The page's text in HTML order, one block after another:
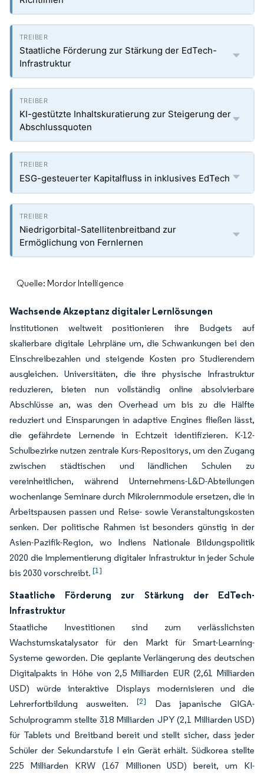
Staatliche Förderung zur Stärkung der EdTech-
Infrastruktur
KI-gestützte Inhaltskuratierung zur Steigerung der
Abschlussquoten
ESG-gesteuerter Kapitalfluss in inklusives EdTech
Niedrigorbital-Satellitenbreitband zur
Ermöglichung von Fernlernen
Quelle: Mordor Intelligence
Wachsende Akzeptanz digitaler Lernlösungen
Institutionen weltweit positionieren ihre Budgets auf
skalierbare digitale Lehrpläne um, die Schwankungen bei den
Einschreibezahlen und steigende Kosten pro Studierendem
ausgleichen. Universitäten, die ihre physische Infrastruktur
reduzieren, bieten nun vollständig online absolvierbare
Abschlüsse an, was den Overhead um bis zu die Hälfte
reduziert und Einsparungen in adaptive Engines fließen lässt,
die gefährdete Lernende in Echtzeit identifizieren. K-12-
Schulbezirke nutzen zentrale Kurs-Repositorys, um den Zugang
zwischen städtischen und ländlichen Schulen zu
vereinheitlichen, während Unternehmens-L&D-Abteilungen
wochenlange Seminare durch Mikrolernmodule ersetzen, die in
Arbeitspausen passen und Reise- sowie Veranstaltungskosten
senken. Der politische Rahmen ist besonders günstig in der
Asien-Pazifik-Region, wo Indiens Nationale Bildungspolitik
2020 die Implementierung digitaler Infrastruktur in jeder Schule
bis 2030 vorschreibt. [1]
Staatliche Förderung zur Stärkung der EdTech-
Infrastruktur
Staatliche Investitionen sind zum verlässlichsten
Wachstumskatalysator für den Markt für Smart-Learning-
Systeme geworden. Die geplante Verlängerung des deutschen
Digitalpakts in Höhe von 2,5 Milliarden EUR (2,61 Milliarden
USD) würde interaktive Displays modernisieren und die
Lehrerfortbildung ausweiten.[2]
Das japanische GIGA-
Schulprogramm stellte 318 Milliarden JPY (2,1 Milliarden USD)
für Tablets und Breitband bereit und stellt sicher, dass jeder
Schüler der Sekundarstufe I ein Gerät erhält. Südkorea stellte
225 Milliarden KRW (167 Millionen USD) bereit, um KI-